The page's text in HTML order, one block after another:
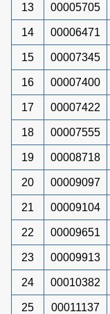
13 00005705
14 00006471
15 00007345
16 00007400
17 00007422
18 00007555
19 00008718
20 00009097
21 00009104
22 00009651
23 00009913
24 00010382
25 00011137